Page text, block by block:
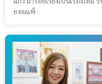
ยอมแพ้